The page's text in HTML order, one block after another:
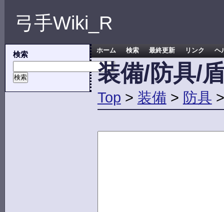
弓手Wiki_R
検索 ホーム 検索 最終更新 リンク ヘ
装備/防具/
Top > 装備 > 防具